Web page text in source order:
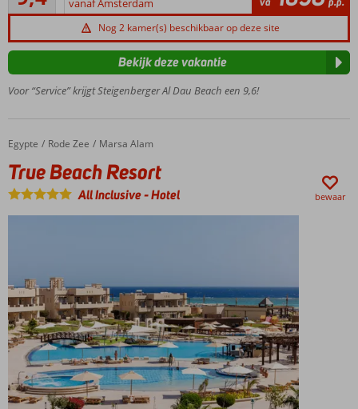
lounges en
Vele
en bars
beoordelingenvanaf Amsterdam
Nog 2 kamer(s) beschikbaar op deze site
Voor “Service” krijgt Steigenberger Al Dau Beach een 9,6!
Bekijk deze vakantie
Home
Egypte Rode Zee Marsa Alam
True Beach Resort
True Beach Resort
All Inclusive-Hotel bewaar